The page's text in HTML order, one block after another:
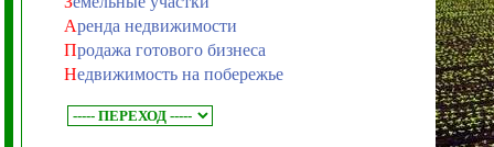
Аренда недвижимости
Продажа готового бизнеса
Недвижимость на побережье